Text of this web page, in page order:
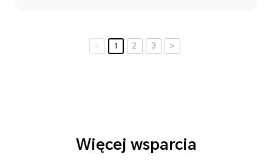
< 1 2 3 >
Więcej wsparcia